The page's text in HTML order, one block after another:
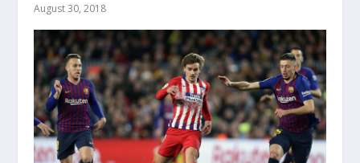
August 30, 2018